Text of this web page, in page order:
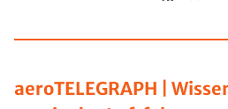
aeroTELEGRAPH |